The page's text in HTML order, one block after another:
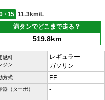
・15
11.3km/L
満タンでどこまで走る？
519.8km
燃料
ジン
レギュラー
ガソリン
方式 FF
器（ターボ） -